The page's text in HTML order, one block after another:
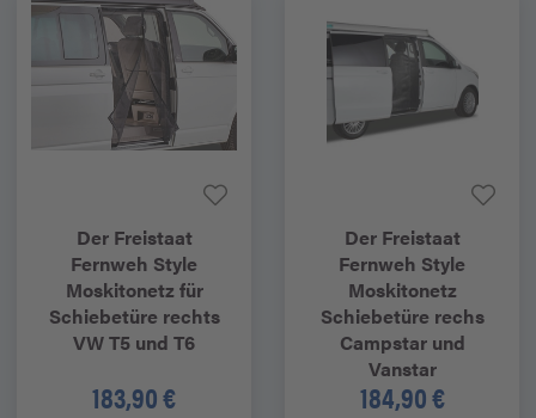
Der Freistaat
Fernweh Style
Moskitonetz für
Schiebetüre rechts
VW T5 und T6
183,90 €
Der Freistaat
Fernweh Style
Moskitonetz
Schiebetüre rechs
Campstar und
Vanstar
184,90 €